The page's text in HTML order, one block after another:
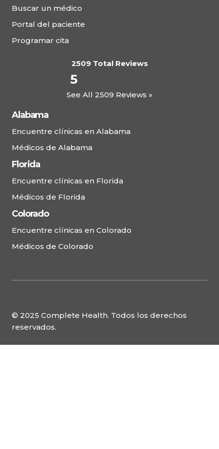
Buscar un médico
Portal del paciente
Programar cita
2509 Total Reviews
5
See All 2509 Reviews »
Alabama
Encuentre clínicas en Alabama
Médicos de Alabama
Florida
Encuentre clínicas en Florida
Médicos de Florida
Colorado
Encuentre clínicas en Colorado
Médicos de Colorado
© 2025 Complete Health. Todos los derechos
reservados.